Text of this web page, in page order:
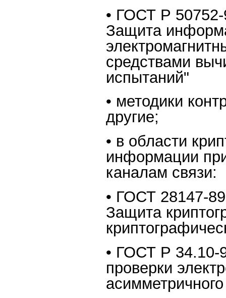
• ГОСТ Р
Защита
средствами
испытаний"
• методики
другие;
• в области
информации
каналам связи:
• ГОСТ 28147-
Защита
• ГОСТ Р 34.10-
проверки